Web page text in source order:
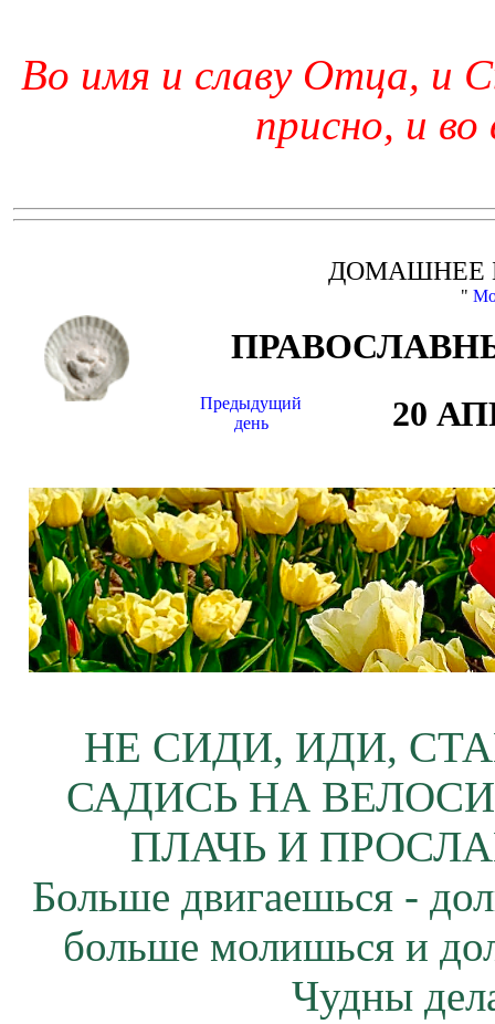
Во имя и славу Отца, и
присно, и во
ДОМАШНЕЕ
"
Предыдущий
день
20
НЕ СИДИ, ИДИ,
САДИСЬ НА
ПЛАЧЬ И
Больше двигаешься -
больше молишься и
Чудны